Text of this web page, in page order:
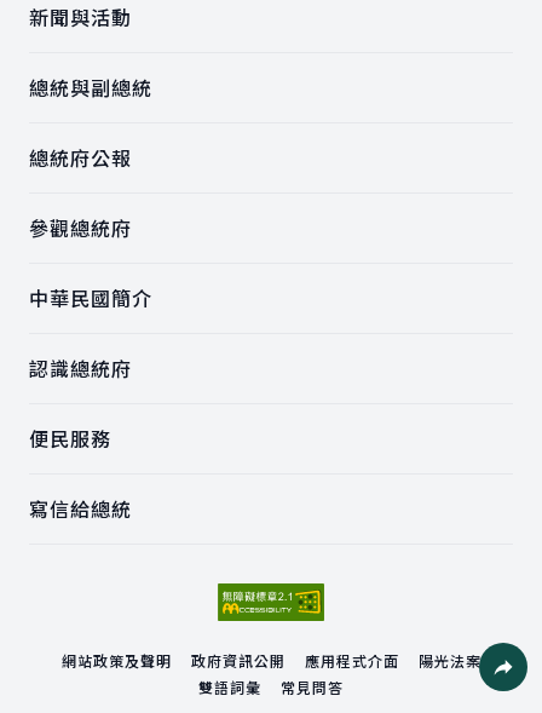
新聞與活動
總統與副總統
總統府公報
參觀總統府
中華民國簡介
認識總統府
便民服務
寫信給總統
網站政策及聲明 政府資訊公開 應用程式介面
陽光法案
雙語詞彙
常見問答